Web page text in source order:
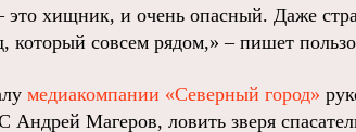
это хищник, и очень опасный. Даже
который совсем рядом,» – пишет
медиакомпании «Северный город»
Магеров, ловить зверя